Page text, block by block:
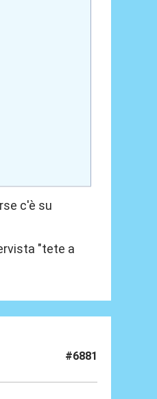
c'è su
"tete a
#6881